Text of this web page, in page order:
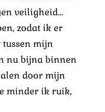
veiligheid…
zodat ik er
mijn
nu bijna binnen
door mijn
minder ik ruik,